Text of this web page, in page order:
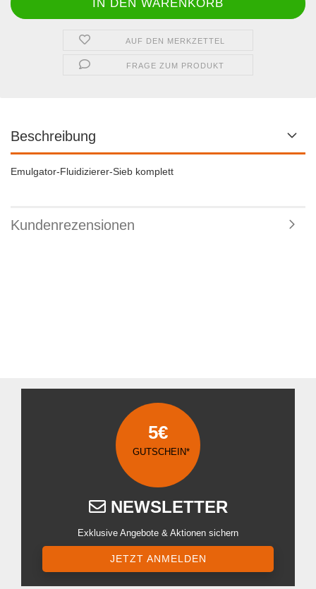
AUF DEN MERKZETTEL
FRAGE ZUM PRODUKT
Beschreibung
Emulgator-Fluidizierer-Sieb komplett
Kundenrezensionen
5€
GUTSCHEIN*
NEWSLETTER
Exklusive Angebote & Aktionen sichern
JETZT ANMELDEN